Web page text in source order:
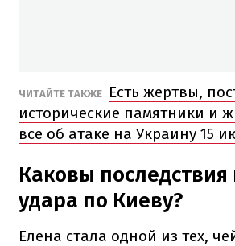
ЧИТАЙТЕ ТАКЖЕ
Есть жертвы,
исторические памятники и
все об атаке на Украину 15
Каковы последствия
удара по Киеву?
Елена стала одной из тех,